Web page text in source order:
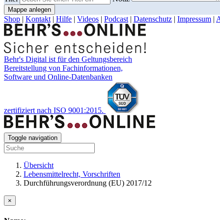
Mappe anlegen
Shop | Kontakt | Hilfe | Videos | Podcast | Datenschutz | Impressum |
Behr's Digital ist für den Geltungsbereich
Bereitstellung von Fachinformationen,
Software und Online-Datenbanken
zertifiziert nach ISO 9001:2015.
Toggle navigation
Übersicht
Lebensmittelrecht, Vorschriften
Durchführungsverordnung (EU) 2017/12
×